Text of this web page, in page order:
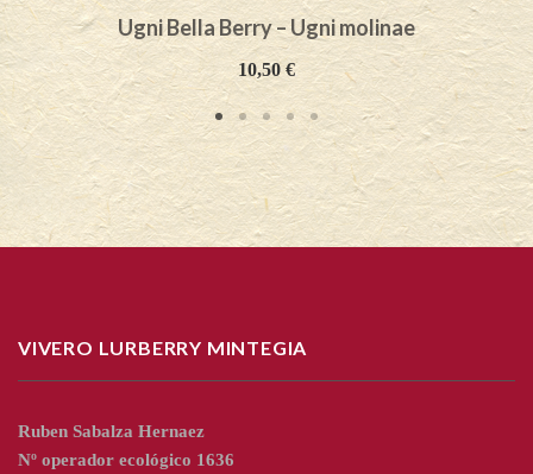
Ugni Bella Berry – Ugni molinae
10,50 €
VIVERO LURBERRY MINTEGIA
Ruben Sabalza Hernaez
Nº operador ecológico 1636